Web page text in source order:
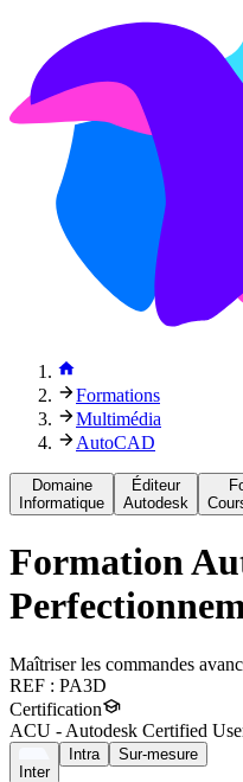
Formations
Multimédia
AutoCAD
Domaine
Informatique
Éditeur
Autodesk
Formation
Maîtriser les commandes
REF : PA3D
Certification
ACU - Autodesk Certified
Inter
Intra Sur-mesure